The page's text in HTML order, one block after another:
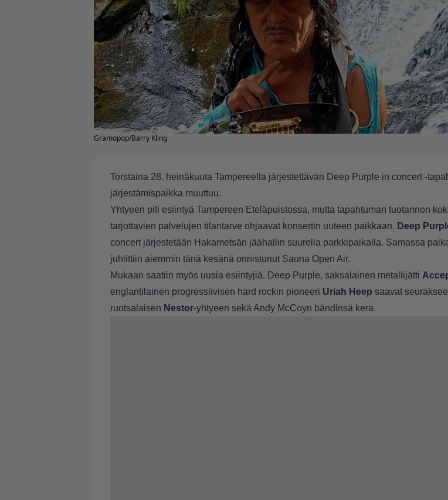
Gramopop/Barry Kling
Torstaina 28. heinäkuuta Tampereella järjestettävän Deep Purple in concert -
järjestämispaikka muuttuu.
Yhtyeen piti esiintyä Tampereen Eteläpuistossa, mutta tapahtuman tuotannon
tarjottavien palvelujen tilantarve ohjaavat konsertin uuteen paikkaan. Deep
concert järjestetään Hakametsän jäähallin suurella parkkipaikalla. Samassa
juhlittiin aiemmin tänä kesänä onnistunut Sauna Open Air.
Mukaan saatiin myös uusia esiintyjiä. Deep Purple, saksalainen metallijätti
englantilainen progressiivisen hard rockin pioneeri Uriah Heep saavat
ruotsalaisen Nestor-yhtyeen sekä Andy McCoyn bändinsä kera.